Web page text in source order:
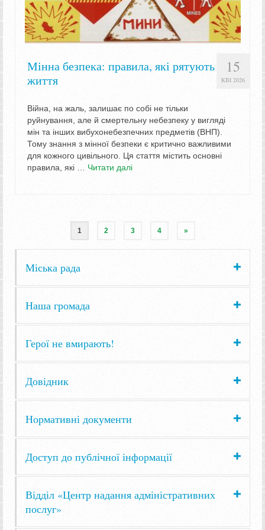
15
КВІ 2026
Мінна безпека: правила, які рятують
життя
Війна, на жаль, залишає по собі не тільки
руйнування, але й смертельну небезпеку у вигляді
мін та інших вибухонебезпечних предметів (ВНП).
Тому знання з мінної безпеки є критично важливими
для кожного цивільного. Ця стаття містить основні
правила, які … Читати далі
1 2 3 4 »
Міська рада
Наша громада
Герої не вмирають!
Довідник
Нормативні документи
Доступ до публічної інформації
Відділ «Центр надання адміністративних
послуг»